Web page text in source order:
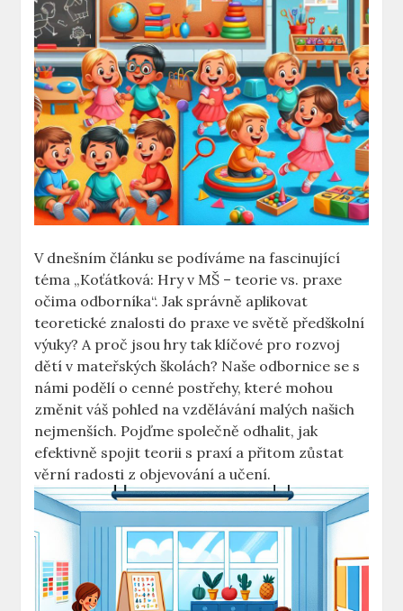
V dnešním článku se podíváme na fascinující
téma „Koťátková: Hry v MŠ – teorie vs. praxe
očima odborníka“. Jak správně aplikovat
teoretické znalosti do praxe ve světě předškolní
výuky? A proč jsou hry tak klíčové pro rozvoj
dětí v mateřských školách? Naše odbornice se s
námi podělí o cenné postřehy, které mohou
změnit váš pohled na vzdělávání malých našich
nejmenších. Pojďme společně odhalit, jak
efektivně spojit teorii s praxí a přitom zůstat
věrní radosti z objevování a učení.